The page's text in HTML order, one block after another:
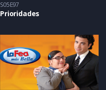
S05E97
Prioridades